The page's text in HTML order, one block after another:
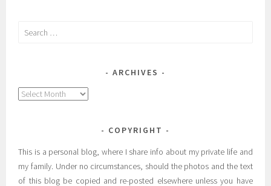
Search
ARCHIVES
Archives
COPYRIGHT
This is a personal blog, where I share info about my private life and
my family. Under no circumstances, should the photos and the text
of this blog be copied and re-posted elsewhere unless you have